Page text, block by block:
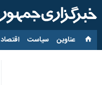
عناوین‌ سیاست اقتصاد